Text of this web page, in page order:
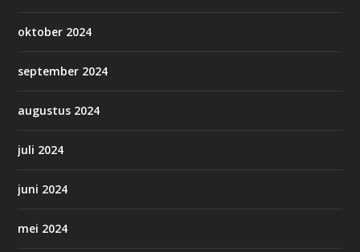
oktober 2024
september 2024
augustus 2024
juli 2024
juni 2024
mei 2024